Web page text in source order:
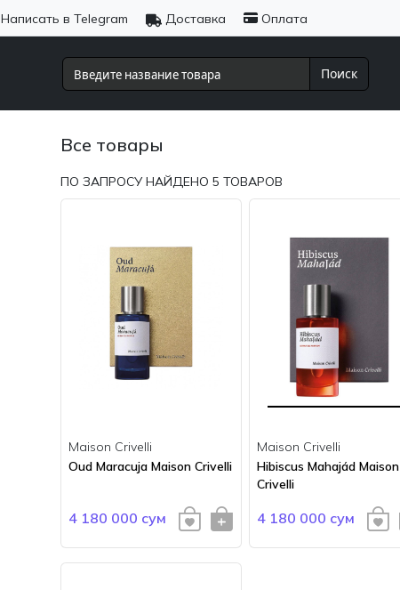
Написать в Telegram Доставка Оплата
Поиск
Все товары
ПО ЗАПРОСУ НАЙДЕНО 5 ТОВАРОВ
Maison Crivelli
Oud Maracuja Maison Crivelli
4 180 000 сум
Maison Crivelli
Hibiscus Mahajád Maison
Crivelli
4 180 000 сум